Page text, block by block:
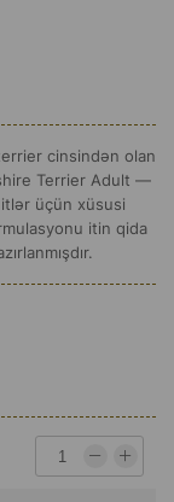
cinsindən olan
Terrier Adult —
üçün xüsusi
itin qida